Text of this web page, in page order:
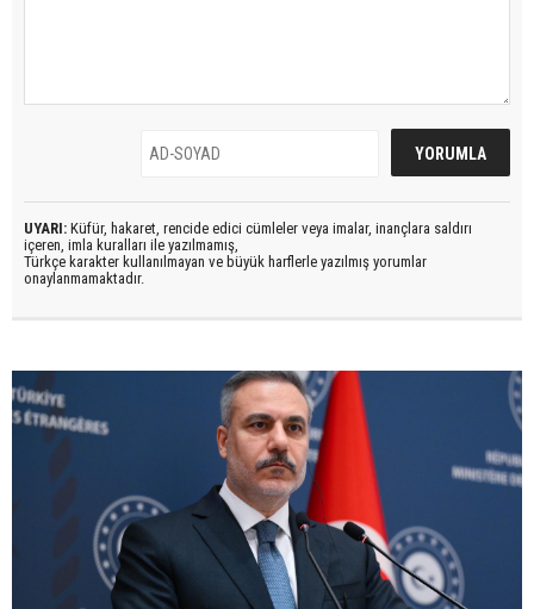
UYARI: Küfür, hakaret, rencide edici cümleler veya imalar, inançlara saldırı
içeren, imla kuralları ile yazılmamış,
Türkçe karakter kullanılmayan ve büyük harflerle yazılmış yorumlar
onaylanmamaktadır.